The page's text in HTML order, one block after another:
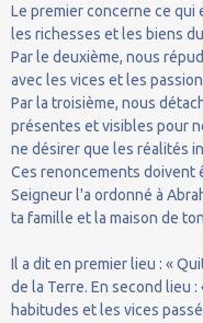
Le premier concerne ce
les richesses et les biens
Par le deuxième, nous
avec les vices et les
Par la troisième, nous
présentes et visibles pour
ne désirer que les réalités
Ces renoncements doivent
Seigneur l'a ordonné à
ta famille et la maison de
Il a dit en premier lieu : «
de la Terre. En second lieu
habitudes et les vices